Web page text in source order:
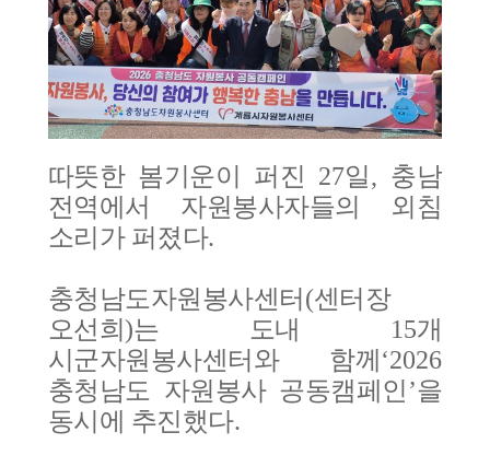
따뜻한 봄기운이 퍼진 27일, 충남
전역에서 자원봉사자들의 외침
소리가 퍼졌다.
충청남도자원봉사센터 (센터장
오선희)는 도내 15개
시군자원봉사센터와 함께 ‘2026
충청남도 자원봉사 공동캠페인’을
동시에 추진했다.